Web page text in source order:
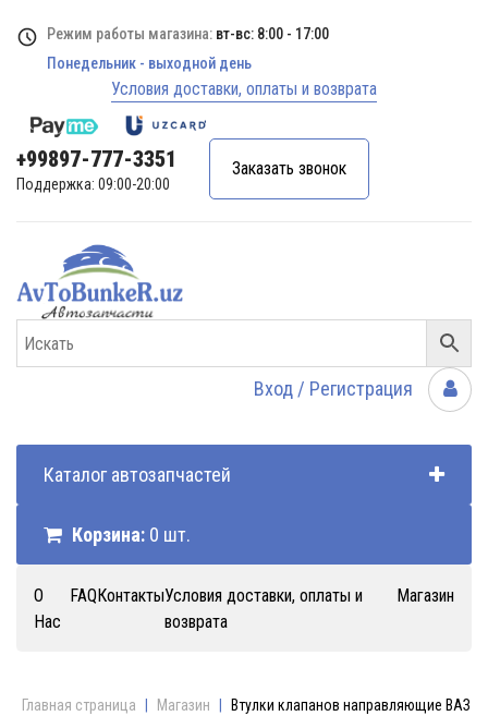
Режим работы магазина: вт-вс: 8:00 - 17:00
Понедельник - выходной день
Условия доставки, оплаты и возврата
+99897-777-3351
Поддержка: 09:00-20:00
Заказать звонок
Вход / Регистрация
Каталог автозапчастей
Корзина: 0 шт.
О
Нас
FAQКонтактыУсловия доставки, оплаты и
возврата
Магазин
Главная страница Магазин
Втулки клапанов направляющие ВАЗ